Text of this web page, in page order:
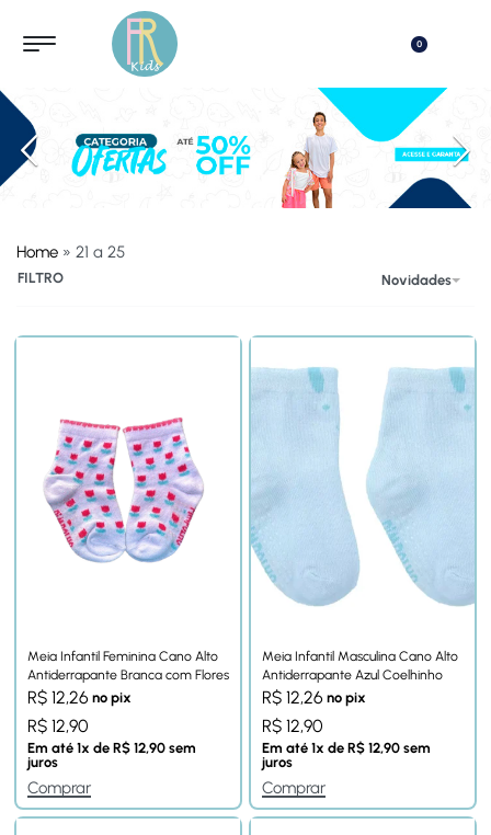
0
Banner Anterior
Home » 21 a 25
Novidades
FILTRO
Meia Infantil Feminina Cano Alto
Antiderrapante Branca com Flores
R$ 12,26 no pix
R$ 12,90
Em até 1x de R$ 12,90 sem
juros
Comprar
Meia Infantil Masculina Cano Alto
Antiderrapante Azul Coelhinho
R$ 12,26 no pix
R$ 12,90
Em até 1x de R$ 12,90 sem
juros
Comprar